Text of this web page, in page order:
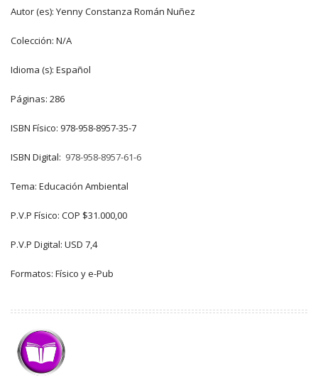
Autor (es): Yenny Constanza Román Nuñez
Colección: N/A
Idioma (s): Español
Páginas: 286
ISBN Físico: 978-958-8957-35-7
ISBN Digital: 978-958-8957-61-6
Tema: Educación Ambiental
P.V.P Físico: COP $31.000,00
P.V.P Digital: USD 7,4
Formatos: Físico y e-Pub